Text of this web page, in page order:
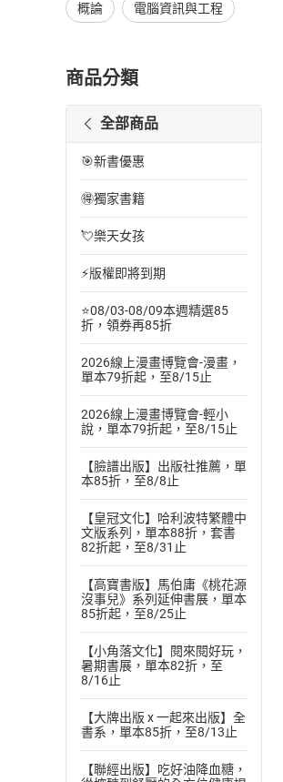
概論 電腦資訊與工程
商品分類
全部商品
🎯新書優惠
🉐獨家書籍
💘樂天女孩
⚡版權即將到期
⭐08/03-08/09本週精選85
折，領券再85折
2026線上漫畫博覽會-漫畫，
單本79折起，至8/15止
2026線上漫畫博覽會-輕小
說，單本79折起，至8/15止
【臉譜出版】出版社推薦，單
本85折，至8/8止
【皇冠文化】哈利波特繁體中
文版系列，單本88折，套書
82折起，至8/31止
【高寶書版】馬伯庸《桃花源
沒事兒》系列延伸書展，單本
85折起，至8/25止
【小角落文化】閱來閱好玩，
暑期書展，單本82折，至
8/16止
【大牌出版 x 一起來出版】全
書系，單本85折，至8/13止
【聯經出版】吃好油降血糖，